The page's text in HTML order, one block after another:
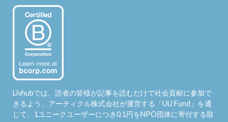
Livhubでは、読者の皆様が記事を読むだけで社会貢献に参加で
きるよう、アーティクル株式会社が運営する「UU Fund 」を通
じて、1ユニークユーザーにつき0.1円をNPO団体に寄付する取